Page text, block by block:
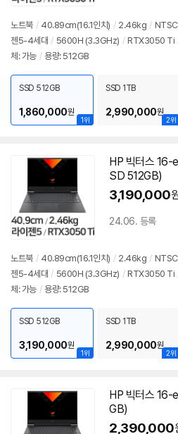
노트북 / 40.89cm(16.1인치) / 2.46kg /
젠5-4세대 / 5600H (3.3GHz) / RTX3050 Ti
체: 가능 / 용량: 512GB
1위
SSD 512GB
1,860,000원
2위
SSD 1TB
2,990,000원
HP 빅터스 16-
SD 512GB)
3,190,000
24.06. 등록
노트북 / 40.89cm(16.1인치) / 2.46kg /
젠5-4세대 / 5600H (3.3GHz) / RTX3050 Ti
체: 가능 / 용량: 512GB
1위
SSD 512GB
3,190,000원
2위
SSD 1TB
2,990,000원
HP 빅터스 16-
GB)
2,390,000